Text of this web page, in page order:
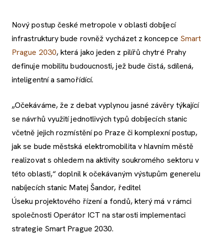
Nový postup české metropole v oblasti dobíjecí
infrastruktury bude rovněž vycházet z koncepce Smart
Prague 2030, která jako jeden z pilířů chytré Prahy
definuje mobilitu budoucnosti, jež bude čistá, sdílená,
inteligentní a samořídící.
„Očekáváme, že z debat vyplynou jasné závěry týkající
se návrhů využití jednotlivých typů dobíjecích stanic
včetně jejich rozmístění po Praze či komplexní postup,
jak se bude městská elektromobilita v hlavním městě
realizovat s ohledem na aktivity soukromého sektoru v
této oblasti,“ doplnil k očekávaným výstupům generelu
nabíjecích stanic Matej Šandor, ředitel
Úseku projektového řízení a fondů, který má v rámci
společnosti Operátor ICT na starosti implementaci
strategie Smart Prague 2030.